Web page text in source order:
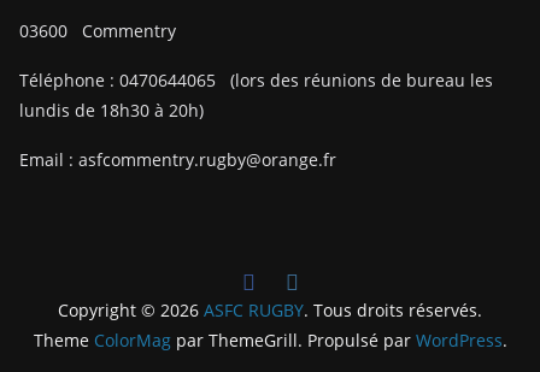
03600 Commentry
Téléphone : 0470644065
(lors des réunions de bureau les
lundis de 18h30 à 20h)
Email : asfcommentry.rugby@orange.fr
Copyright © 2026 ASFC RUGBY. Tous droits réservés.
Theme ColorMagpar ThemeGrill. Propulsé par WordPress.